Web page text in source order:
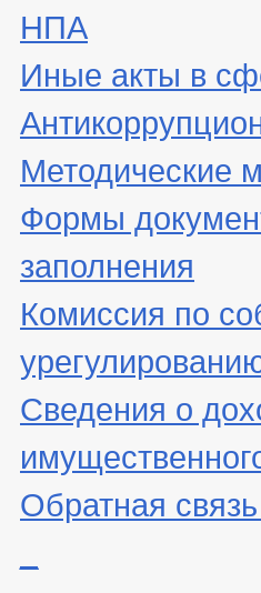
НПА
Иные акты в
Методические
Формы
заполнения
Комиссия по
Сведения о
Обратная